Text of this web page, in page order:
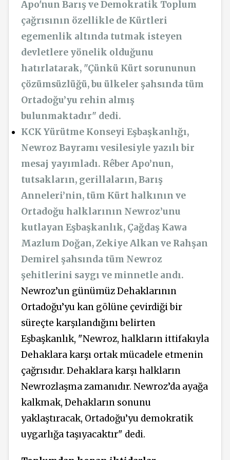
Apo'nun Barış ve Demokratik Toplum
çağrısının özellikle de Kürtleri
egemenlik altında tutmak isteyen
devletlere yönelik olduğunu
hatırlatarak, "Çünkü Kürt sorununun
çözümsüzlüğü, bu ülkeler şahsında tüm
Ortadoğu’yu rehin almış
bulunmaktadır" dedi.
KCK Yürütme Konseyi Eşbaşkanlığı,
Newroz Bayramı vesilesiyle yazılı bir
mesaj yayımladı. Rêber Apo’nun,
tutsakların, gerillaların,Barış
Anneleri’nin, tüm Kürt halkının ve
Ortadoğu halklarının Newroz’unu
kutlayan Eşbaşkanlık, Çağdaş Kawa
Mazlum Doğan, Zekiye Alkan ve Rahşan
Demirel şahsında tüm Newroz
şehitlerini saygı ve minnetle andı.
Newroz’un günümüz Dehaklarının
Ortadoğu’yu kan gölüne çevirdiği bir
süreçte karşılandığını belirten
Eşbaşkanlık, "Newroz, halkların ittifakıyla
Dehaklara karşı ortak mücadele etmenin
çağrısıdır. Dehaklara karşı halkların
Newrozlaşma zamanıdır. Newroz’da ayağa
kalkmak, Dehakların sonunu
yaklaştıracak, Ortadoğu’yu demokratik
uygarlığa taşıyacaktır" dedi.